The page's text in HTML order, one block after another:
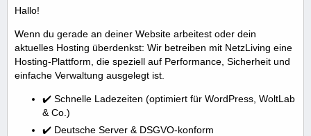
Hallo!
Wenn du gerade an deiner Website arbeitest oder dein
aktuelles Hosting überdenkst: Wir betreiben mit NetzLiving eine
Hosting-Plattform, die speziell auf Performance, Sicherheit und
einfache Verwaltung ausgelegt ist.
✔️ Schnelle Ladezeiten (optimiert für WordPress, WoltLab
& Co.)
✔️ Deutsche Server & DSGVO-konform